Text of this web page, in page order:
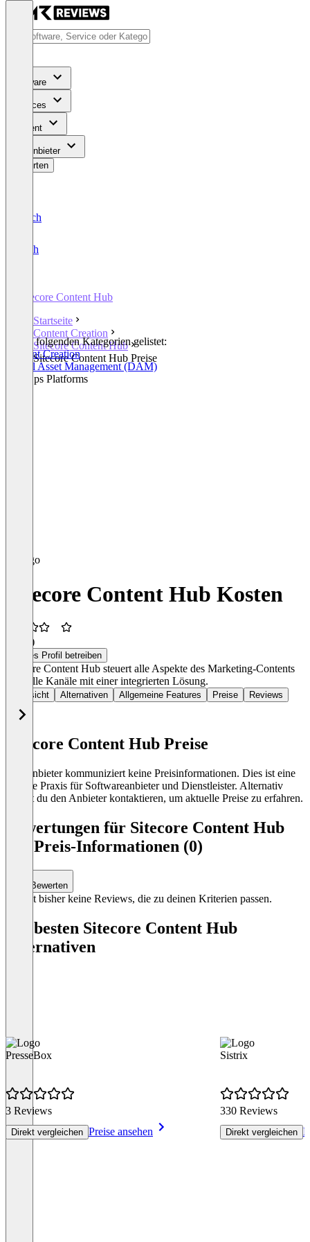
Software
Services
Content
Für Anbieter
Bewerten
Deutsch
English
Sitecore Content Hub
Startseite
Content Creation
Sitecore Content Hub
Sitecore Content Hub Preise
In den folgenden Kategorien gelistet:
Content Creation
Digital Asset Management (DAM)
WebOps Platforms
Sitecore Content Hub Kosten
(2)
Dieses Profil betreiben
Sitecore Content Hub steuert alle Aspekte des Marketing-Contents
über alle Kanäle mit einer integrierten Lösung.
Übersicht Alternativen Allgemeine Features Preise Reviews
Sitecore Content Hub Preise
Der Anbieter kommuniziert keine Preisinformationen. Dies ist eine
übliche Praxis für Softwareanbieter und Dienstleister. Alternativ
kannst du den Anbieter kontaktieren, um aktuelle Preise zu erfahren.
Bewertungen für Sitecore Content Hub
mit Preis-Informationen (0)
Bewerten
Es gibt bisher keine Reviews, die zu deinen Kriterien passen.
Die besten Sitecore Content Hub
Alternativen
PresseBox
3 Reviews
Direkt vergleichen Preise ansehen
Sistrix
330 Reviews
Direkt vergleichen